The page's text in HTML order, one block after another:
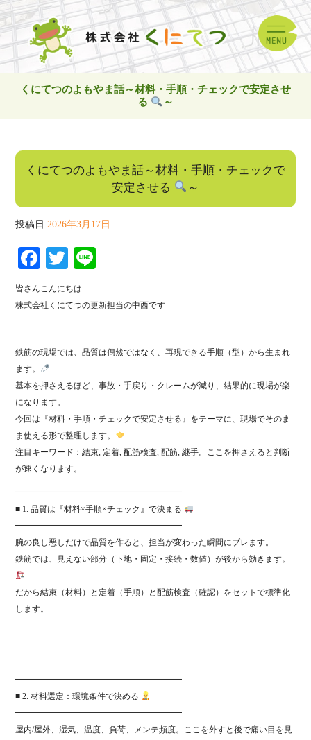
くにてつのよもやま話～材料・手順・チェックで安定させ
る
～
くにてつのよもやま話～材料・手順・チェックで
安定させる
～
投稿日 2026年3月17日
Fa
ce
bo
T
wi
tte
皆さんこんにちは
株式会社くにてつの更新担当の中西です
鉄筋の現場では、品質は偶然ではなく、再現できる手順（型）から生まれ
ます。
基本を押さえるほど、事故・手戻り・クレームが減り、結果的に現場が楽
になります。
今回は『材料・手順・チェックで安定させる』をテーマに、現場でそのま
ま使える形で整理します。
注目キーワード：結束, 定着, 配筋検査, 配筋, 継手。ここを押さえると判断
が速くなります。
━━━━━━━━━━━━━━━━━━━━
■ 1. 品質は『材料×手順×チェック』で決まる
━━━━━━━━━━━━━━━━━━━━
腕の良し悪しだけで品質を作ると、担当が変わった瞬間にブレます。
鉄筋では、見えない部分（下地・固定・接続・数値）が後から効きます。
だから結束（材料）と定着（手順）と配筋検査（確認）をセットで標準化
します。
━━━━━━━━━━━━━━━━━━━━
■ 2. 材料選定：環境条件で決める
━━━━━━━━━━━━━━━━━━━━
屋内/屋外、湿気、温度、負荷、メンテ頻度。ここを外すと後で痛い目を見